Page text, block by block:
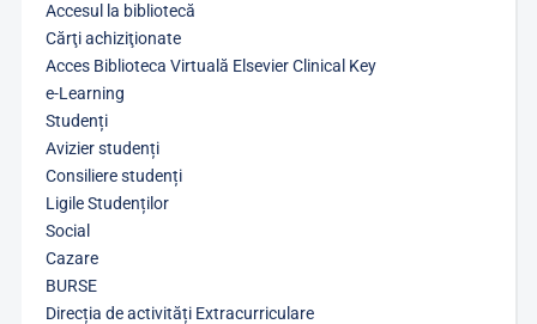
Accesul la bibliotecă
Cărţi achiziţionate
Acces Biblioteca Virtuală Elsevier Clinical Key
e-Learning
Studenți
Avizier studenți
Consiliere studenți
Ligile Studenților
Social
Cazare
BURSE
Direcția de activități Extracurriculare